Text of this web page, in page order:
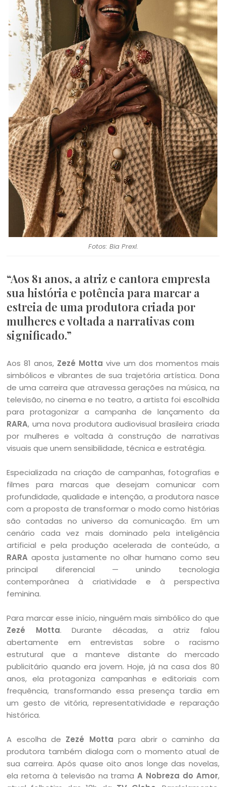
Fotos: Bia Prexl.
“Aos 81 anos, a atriz e cantora empresta
sua história e potência para marcar a
estreia de uma produtora criada por
mulheres e voltada a narrativas com
significado.”
Aos 81 anos, Zezé Motta vive um dos momentos mais
simbólicos e vibrantes de sua trajetória artística. Dona
de uma carreira que atravessa gerações na música, na
televisão, no cinema e no teatro, a artista foi escolhida
para protagonizar a campanha de lançamento da
RARA, uma nova produtora audiovisual brasileira criada
por mulheres e voltada à construção de narrativas
visuais que unem sensibilidade, técnica e estratégia.
Especializada na criação de campanhas, fotografias e
filmes para marcas que desejam comunicar com
profundidade, qualidade e intenção, a produtora nasce
com a proposta de transformar o modo como histórias
são contadas no universo da comunicação. Em um
cenário cada vez mais dominado pela inteligência
artificial e pela produção acelerada de conteúdo, a
RARA aposta justamente no olhar humano como seu
principal diferencial — unindo tecnologia
contemporânea à criatividade e à perspectiva
feminina.
Para marcar esse início, ninguém mais simbólico do que
Zezé Motta. Durante décadas, a atriz falou
abertamente em entrevistas sobre o racismo
estrutural que a manteve distante do mercado
publicitário quando era jovem. Hoje, já na casa dos 80
anos, ela protagoniza campanhas e editoriais com
frequência, transformando essa presença tardia em
um gesto de vitória, representatividade e reparação
histórica.
A escolha de Zezé Motta para abrir o caminho da
produtora também dialoga com o momento atual de
sua carreira. Após quase oito anos longe das novelas,
ela retorna à televisão na tramaA Nobreza do Amor,